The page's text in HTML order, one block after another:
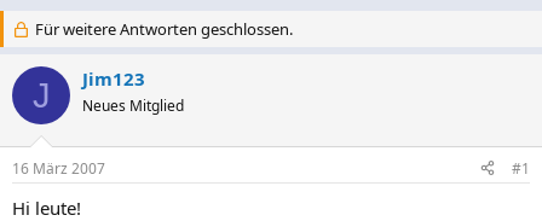
s
e
l
l
e
r
s
e
l
m
Für weitere Antworten geschlossen.
J Jim123
Neues Mitglied
16 März 2007 #1
Hi leute!